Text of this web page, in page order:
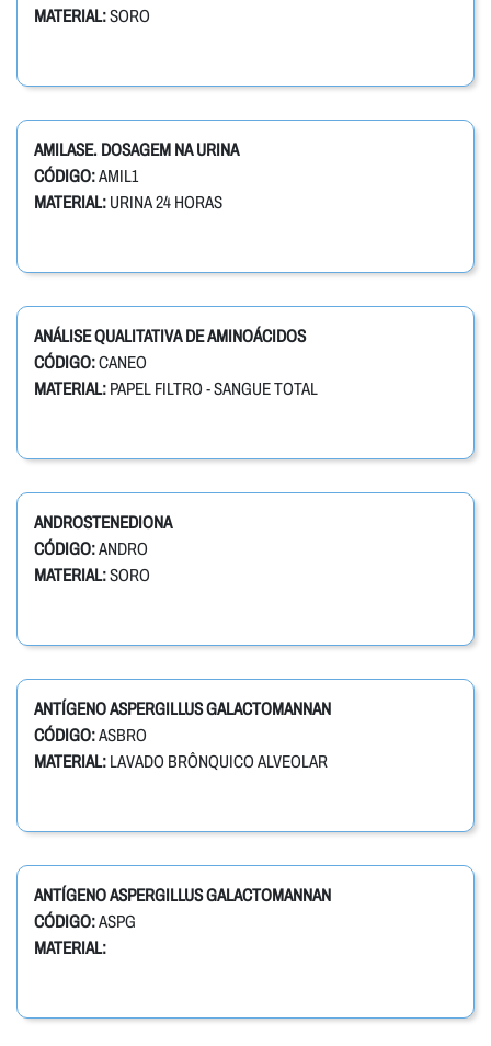
MATERIAL:SORO
AMILASE. DOSAGEM NA URINA
CÓDIGO:AMIL1
MATERIAL: URINA 24 HORAS
ANÁLISE QUALITATIVA DE AMINOÁCIDOS
CÓDIGO:CANEO
MATERIAL: PAPEL FILTRO - SANGUE TOTAL
ANDROSTENEDIONA
CÓDIGO:ANDRO
MATERIAL:SORO
ANTÍGENO ASPERGILLUS GALACTOMANNAN
CÓDIGO:ASBRO
MATERIAL: LAVADO BRÔNQUICO ALVEOLAR
ANTÍGENO ASPERGILLUS GALACTOMANNAN
CÓDIGO:ASPG
MATERIAL: